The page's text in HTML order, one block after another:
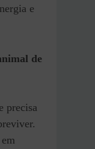
e
de
precisa